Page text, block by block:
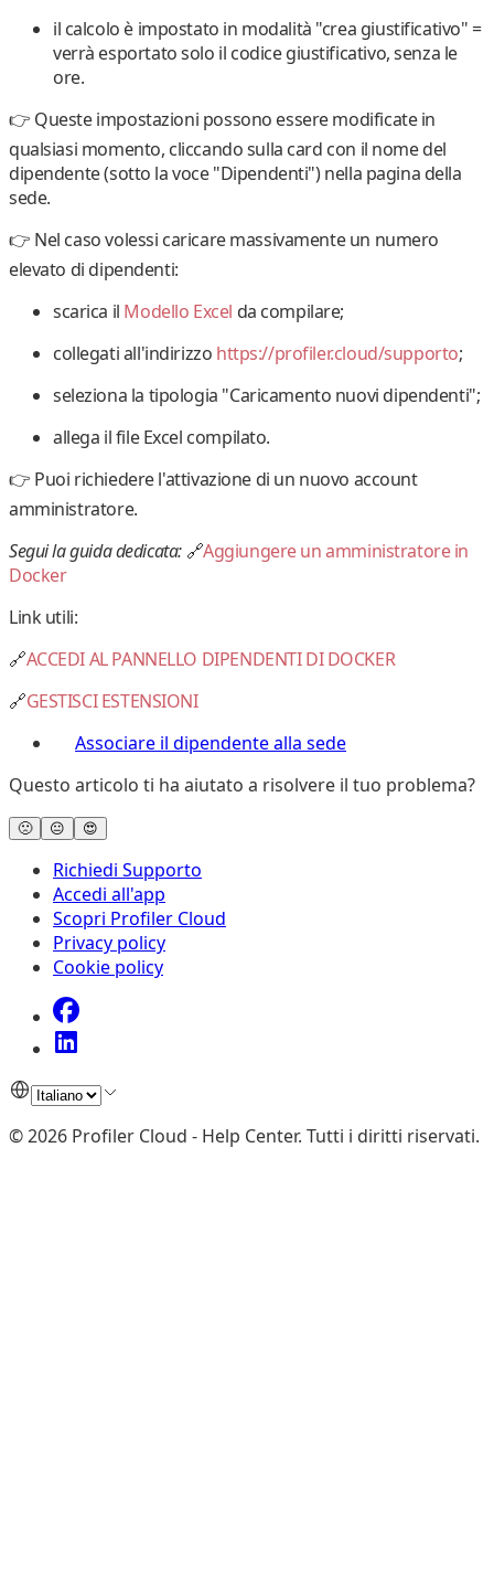
il calcolo è impostato in modalità "crea giustificativo" =
verrà esportato solo il codice giustificativo, senza le
ore.
👉 Queste impostazioni possono essere modificate in
qualsiasi momento, cliccando sulla card con il nome del
dipendente (sotto la voce "Dipendenti") nella pagina della
sede.
👉 Nel caso volessi caricare massivamente un numero
elevato di dipendenti:
scarica il Modello Excel da compilare;
collegati all'indirizzo https://profiler.cloud/supporto;
seleziona la tipologia "Caricamento nuovi dipendenti";
allega il file Excel compilato.
👉 Puoi richiedere l'attivazione di un nuovo account
amministratore.
Segui la guida dedicata: 🔗Aggiungere un amministratore in
Docker
Link utili:
🔗ACCEDI AL PANNELLO DIPENDENTI DI DOCKER
🔗GESTISCI ESTENSIONI
Associare il dipendente alla sede
Questo articolo ti ha aiutato a risolvere il tuo problema?
🙁 😐 😍
Richiedi Supporto
Accedi all'app
Scopri Profiler Cloud
Privacy policy
Cookie policy
©2026 Profiler Cloud - Help Center. Tutti i diritti riservati.